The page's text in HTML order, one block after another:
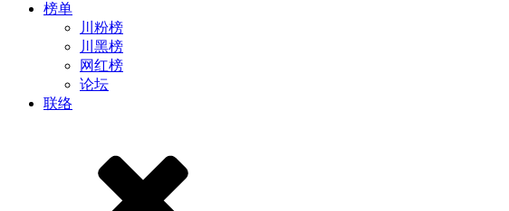
榜单
川粉榜
川黑榜
网红榜
论坛
联络